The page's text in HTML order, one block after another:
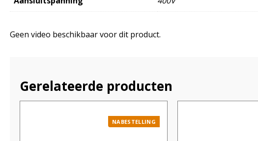
Geen video beschikbaar voor dit product.
Gerelateerde producten
NABESTELLING